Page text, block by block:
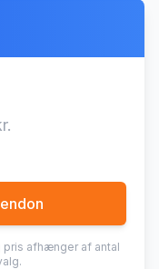
pris afhænger af antal